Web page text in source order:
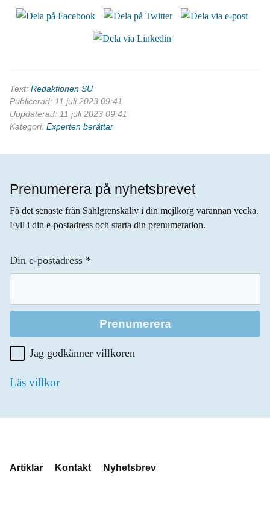
Text: Redaktionen SU
Publicerad: 11 juli 2023 09:41
Uppdaterad: 11 juli 2023 09:41
Kategori: Experten berättar
Prenumerera på nyhetsbrevet
Få det senaste från Sahlgrenskaliv i din mejlkorg varannan vecka.
Fyll i din e-postadress och starta din prenumeration.
Din e-postadress *
Jag godkänner villkoren
Läs villkor
Artiklar Kontakt Nyhetsbrev